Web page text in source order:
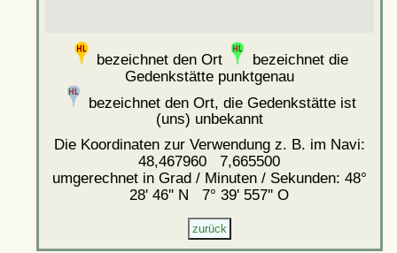
bezeichnet den Ort
bezeichnet die
Gedenkstätte punktgenau
bezeichnet den Ort, die Gedenkstätte ist
(uns) unbekannt
Die Koordinaten zur Verwendung z. B. im Navi:
48,467960 7,665500
umgerechnet in Grad / Minuten / Sekunden: 48°
28' 46'' N 7° 39' 557'' O